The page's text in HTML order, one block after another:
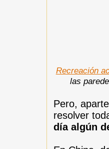
Recreación
las
Pero,
resolver
día algún